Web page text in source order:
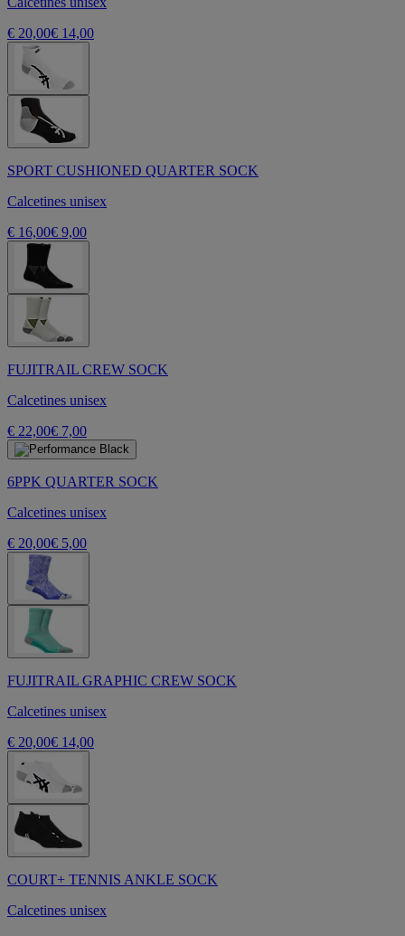
€ 20,00€ 14,00
SPORT CUSHIONED QUARTER SOCK
Calcetines unisex
€ 16,00€ 9,00
FUJITRAIL CREW SOCK
Calcetines unisex
€ 22,00€ 7,00
6PPK QUARTER SOCK
Calcetines unisex
€ 20,00€ 5,00
FUJITRAIL GRAPHIC CREW SOCK
Calcetines unisex
€ 20,00€ 14,00
COURT+ TENNIS ANKLE SOCK
Calcetines unisex